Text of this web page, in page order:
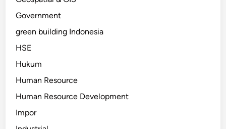
Government
green building Indonesia
HSE
Hukum
Human Resource
Human Resource Development
Impor